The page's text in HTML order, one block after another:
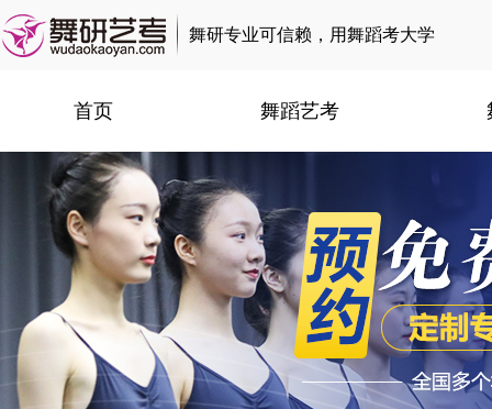
舞研专业可信赖，用舞蹈考大学
首页 舞蹈艺考